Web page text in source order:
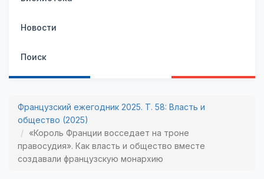
Новости
Поиск
Французский ежегодник 2025. Т. 58: Власть и
общество (2025)
«Король Франции восседает на троне
правосудия». Как власть и общество вместе
создавали французскую монархию